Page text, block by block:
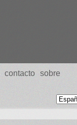
contacto sobre